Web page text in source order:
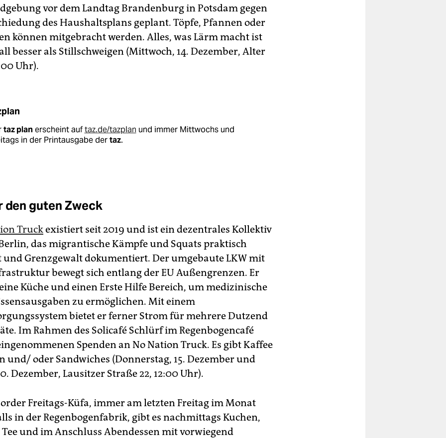
vor dem Landtag Brandenburg in Potsdam gegen
des Haushaltsplans geplant. Töpfe, Pfannen oder
können mitgebracht werden. Alles, was Lärm macht ist
besser als Stillschweigen (Mittwoch, 14. Dezember, Alter
Uhr).
taz planerscheint auftaz.de/tazplan und immer Mittwochs und
in der Printausgabe dertaz.
den guten Zweck
Truckexistiert seit 2019 und ist ein dezentrales Kollektiv
das migrantische Kämpfe und Squats praktisch
Grenzgewalt dokumentiert. Der umgebaute LKW mit
bewegt sich entlang der EU Außengrenzen. Er
Küche und einen Erste Hilfe Bereich, um medizinische
zu ermöglichen. Mit einem
bietet er ferner Strom für mehrere Dutzend
Im Rahmen des Solicafé Schlürf im Regenbogencafé
Spenden an No Nation Truck. Es gibt Kaffee
und/ oder Sandwiches (Donnerstag, 15. Dezember und
Dezember, Lausitzer Straße 22, 12:00 Uhr).
Freitags-Küfa, immer am letzten Freitag im Monat
in der Regenbogenfabrik, gibt es nachmittags Kuchen,
und im Anschluss Abendessen mit vorwiegend